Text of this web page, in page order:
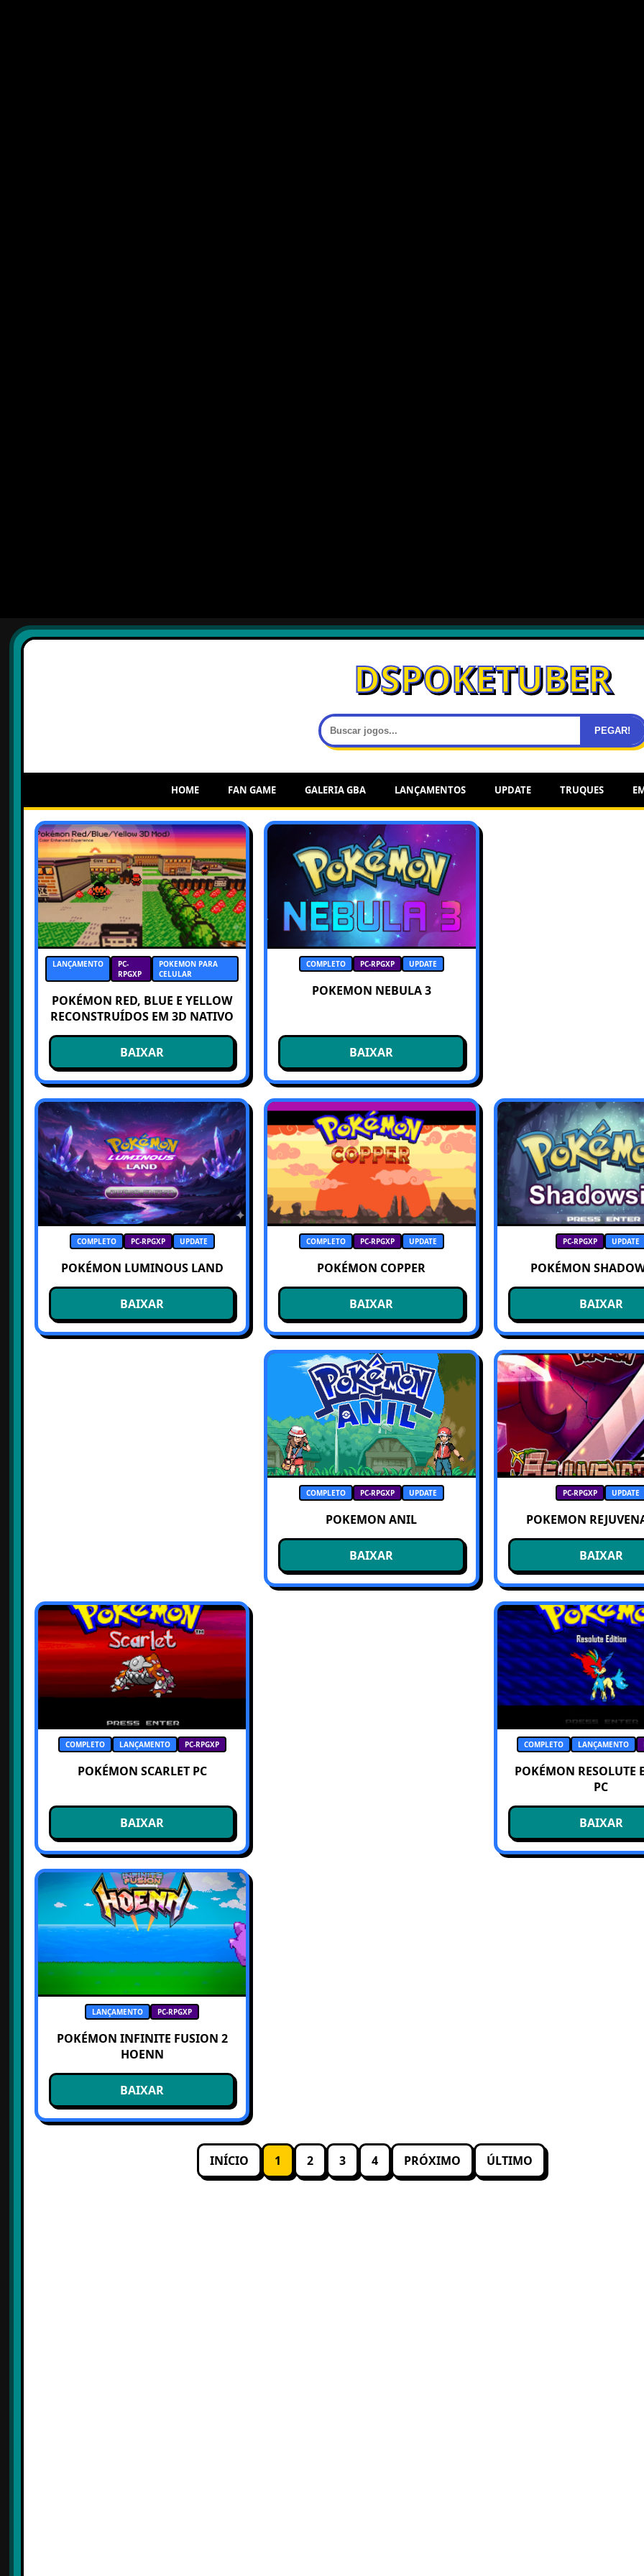
DSPOKETUBER
PEGAR!
HOME FAN GAME GALERIA GBA LANÇAMENTOS UPDATE TRUQUES
LANÇAMENTO
PC-
RPGXP
POKEMON PARA
CELULAR
POKÉMON RED, BLUE E YELLOW
RECONSTRUÍDOS EM 3D NATIVO
BAIXAR
COMPLETO PC-RPGXP UPDATE
POKEMON NEBULA 3
BAIXAR
COMPLETO PC-RPGXP UPDATE
POKÉMON LUMINOUS LAND
BAIXAR
COMPLETO PC-RPGXP UPDATE
POKÉMON COPPER
BAIXAR
PC-RPGXP UPDATE
POKÉMON
BAIXAR
COMPLETO PC-RPGXP UPDATE
POKEMON ANIL
BAIXAR
PC-RPGXP UPDATE
POKEMON
BAIXAR
COMPLETO LANÇAMENTO PC-RPGXP
POKÉMON SCARLET PC
BAIXAR
COMPLETO LANÇAMENTO
POKÉMON RESOLUTE
PC
BAIXAR
LANÇAMENTO PC-RPGXP
POKÉMON INFINITE FUSION 2
HOENN
BAIXAR
INÍCIO 1 2 3 4 PRÓXIMO ÚLTIMO